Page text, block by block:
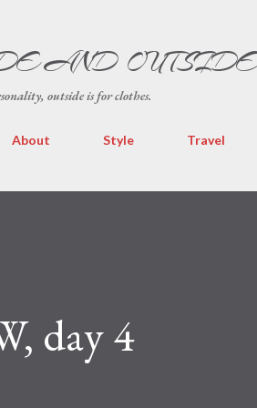
AND OUTSIDE
outside is for clothes.
About Style Travel
day 4